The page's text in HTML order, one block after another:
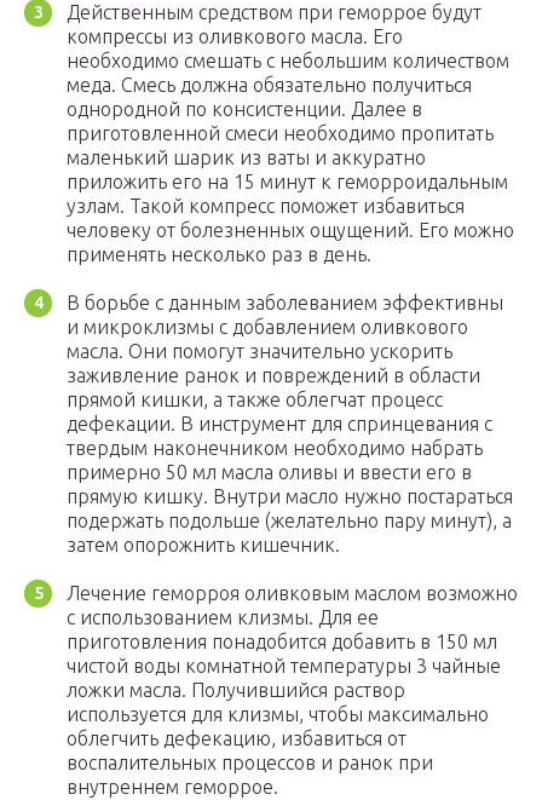
Действенным средством при геморрое будут
компрессы из оливкового масла. Его
необходимо смешать с небольшим количеством
меда. Смесь должна обязательно получиться
однородной по консистенции. Далее в
приготовленной смеси необходимо пропитать
маленький шарик из ваты и аккуратно
приложить его на 15 минут к геморроидальным
узлам. Такой компресс поможет избавиться
человеку от болезненных ощущений. Его можно
применять несколько раз в день.
В борьбе с данным заболеванием эффективны
и микроклизмы с добавлением оливкового
масла. Они помогут значительно ускорить
заживление ранок и повреждений в области
прямой кишки, а также облегчат процесс
дефекации. В инструмент для спринцевания с
твердым наконечником необходимо набрать
примерно 50 мл масла оливы и ввести его в
прямую кишку. Внутри масло нужно постараться
подержать подольше (желательно пару минут), а
затем опорожнить кишечник.
Лечение геморроя оливковым маслом возможно
с использованием клизмы. Для ее
приготовления понадобится добавить в 150 мл
чистой воды комнатной температуры 3 чайные
ложки масла. Получившийся раствор
используется для клизмы, чтобы максимально
облегчить дефекацию, избавиться от
воспалительных процессов и ранок при
внутреннем геморрое.